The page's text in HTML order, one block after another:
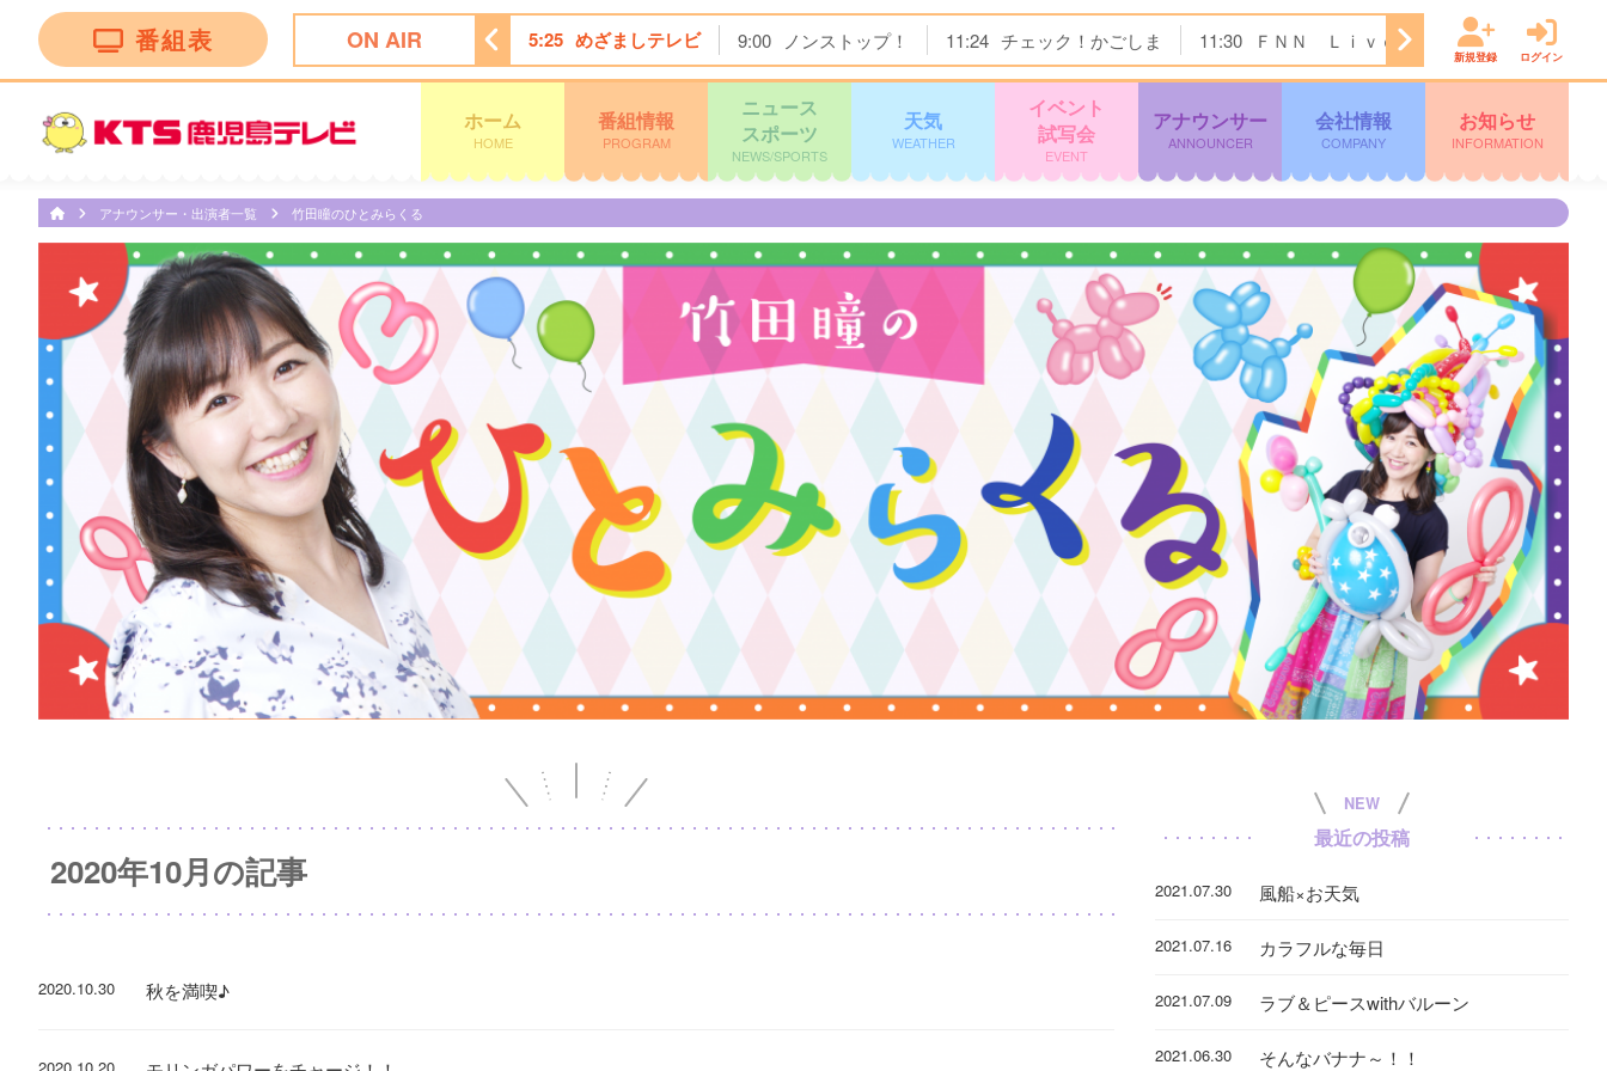
番組表 ON AIR
ピング 4:55 ビタブリッドジャパンテレビショッピング 5:25 めざましテレビ 9:00 ノンストップ！ 11:24 チェック！かごしま 11:30 ＦＮＮ Ｌｉｖｅ Ｎｅｗｓ ｄａｙｓ
新規登録 ログイン
ホーム
HOME
番組情報
PROGRAM
ニュース
スポーツ
NEWS/SPORTS
天気
WEATHER
イベント
試写会
EVENT
アナウンサー
ANNOUNCER
会社情報
COMPANY
お知らせ
INFORMATION
アナウンサー・出演者一覧 竹田瞳のひとみらくる
2020年10月の記事
2020.10.30 秋を満喫♪
NEW
最近の投稿
2021.07.30 風船×お天気
2021.07.16 カラフルな毎日
2021.07.09 ラブ＆ピースwithバルーン
2021.06.30 そんなバナナ～！！